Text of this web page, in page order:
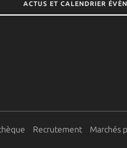
ACTUS ET CALENDRIER
Recrutement Marchés